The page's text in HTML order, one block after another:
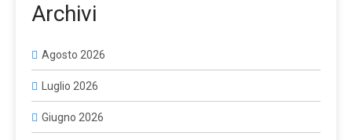
Archivi
Agosto 2026
Luglio 2026
Giugno 2026